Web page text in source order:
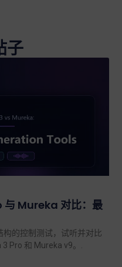
子
Mureka 对比：最
的控制测试，试听并对比
3 Pro 和 Mureka v9。.